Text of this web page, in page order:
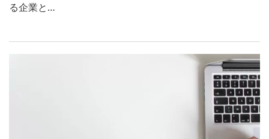
る企業と…